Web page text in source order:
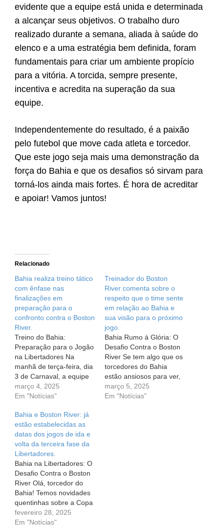
evidente que a equipe está unida e determinada
a alcançar seus objetivos. O trabalho duro
realizado durante a semana, aliada à saúde do
elenco e a uma estratégia bem definida, foram
fundamentais para criar um ambiente propício
para a vitória. A torcida, sempre presente,
incentiva e acredita na superação da sua
equipe.
Independentemente do resultado, é a paixão
pelo futebol que move cada atleta e torcedor.
Que este jogo seja mais uma demonstração da
força do Bahia e que os desafios só sirvam para
torná-los ainda mais fortes. É hora de acreditar
e apoiar! Vamos juntos!
Relacionado
Bahia realiza treino tático
com ênfase nas
finalizações em
preparação para o
confronto contra o Boston
River.
Treino do Bahia:
Preparação para o Jogão
na Libertadores Na
manhã de terça-feira, dia
3 de Carnaval, a equipe
do Esporte Clube Bahia
se reuniu no CT Evaristo
dia de trabalho intenso,
se preparando para um
grande desafio pela Copa
Libertadores da América.
Todos estão…
março 4, 2025
Em "Notícias"
Treinador do Boston
River comenta sobre o
respeito que o time sente
em relação ao Bahia e
sua visão para o próximo
jogo.
Bahia Rumo à Glória: O
Desafio Contra o Boston
River Se tem algo que os
torcedores do Bahia
estão ansiosos para ver,
é o próximo desafio do
Tricolor na jornada rumo
março 5, 2025
Em "Notícias"
Bahia e Boston River: já
estão estabelecidas as
datas dos jogos de ida e
volta da terceira fase da
Libertadores.
Bahia na Libertadores: O
Desafio Contra o Boston
River Olá, torcedor do
Bahia! Temos novidades
quentinhas sobre a Copa
Libertadores da América,
e sabemos que você está
fevereiro 28, 2025
Em "Notícias"